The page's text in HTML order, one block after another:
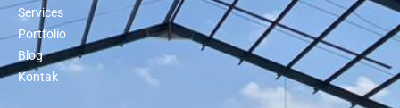
Services
Portfolio
Blog
Kontak